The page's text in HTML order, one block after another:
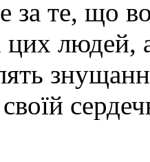
за те, що
людей,